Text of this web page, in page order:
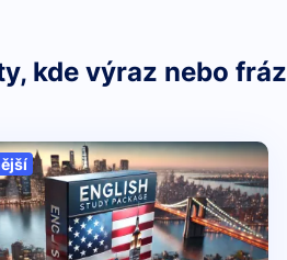
kde výraz nebo